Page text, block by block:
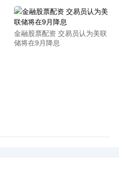
金融股票配资 交易员认为美联
储将在9月降息